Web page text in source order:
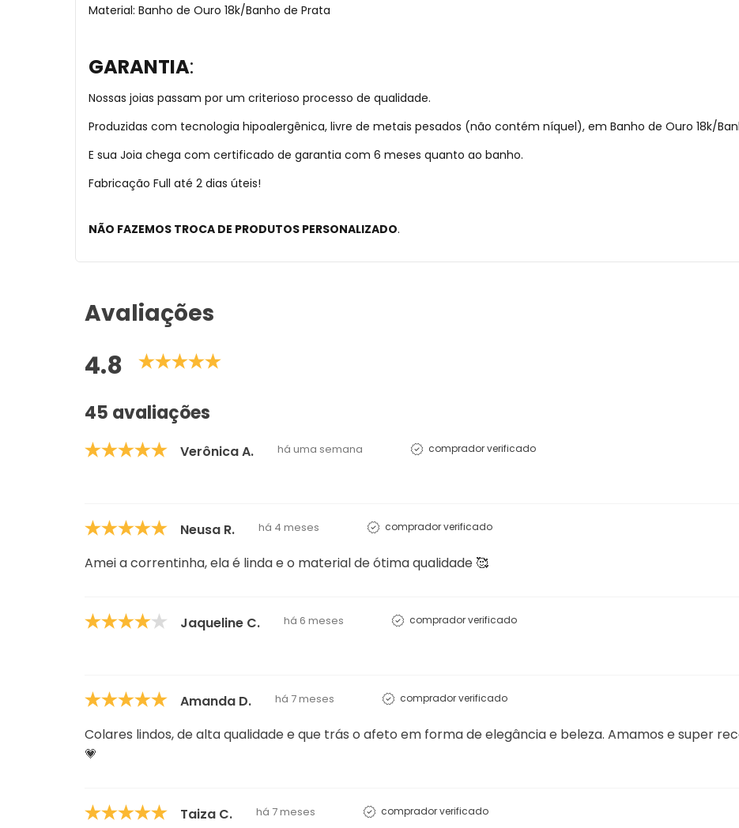
Material: Banho de Ouro 18k/Banho de Prata
GARANTIA:
Nossas joias passam por um criterioso processo de qualidade.
Produzidas com tecnologia hipoalergênica, livre de metais pesados (não contém níquel), em Banho de Ouro 18k/
E sua Joia chega com certificado de garantia com 6 meses quanto ao banho.
Fabricação Full até 2 dias úteis!
NÃO FAZEMOS TROCA DE PRODUTOS PERSONALIZADO.
Avaliações
4.8
45 avaliações
Verônica A. há uma semana comprador verificado
Neusa R. há 4 meses comprador verificado
Amei a correntinha, ela é linda e o material de ótima qualidade 🥰
Jaqueline C. há 6 meses comprador verificado
Amanda D. há 7 meses comprador verificado
Colares lindos, de alta qualidade e que trás o afeto em forma de elegância e beleza. Amamos e super
💗
Taiza C. há 7 meses comprador verificado